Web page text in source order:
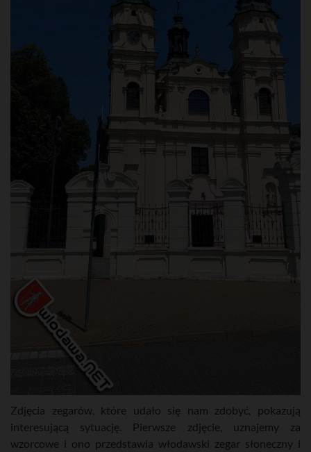
Zdjęcia zegarów, które udało się nam zdobyć, pokazują
interesującą sytuację. Pierwsze zdjęcie, uznajemy za
wzorcowe i ono przedstawia włodawski zegar słoneczny i